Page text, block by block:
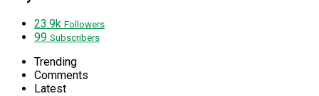
23.9k Followers
99 Subscribers
Trending
Comments
Latest